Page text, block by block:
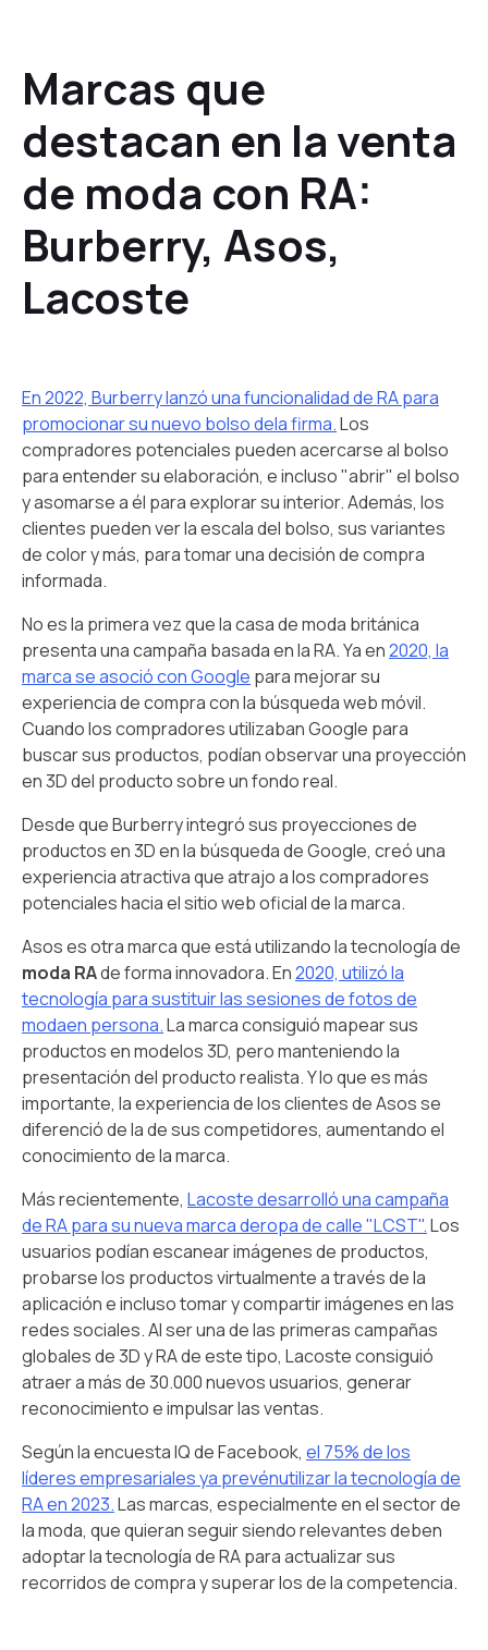
Marcas que
destacan en la venta
de moda con RA:
Burberry, Asos,
Lacoste
En 2022, Burberry lanzó una funcionalidad de RA para
promocionar su nuevo bolso dela firma.Los
compradores potenciales pueden acercarse al bolso
para entender su elaboración, e incluso "abrir" el bolso
y asomarse a él para explorar su interior. Además, los
clientes pueden ver la escala del bolso, sus variantes
de color y más, para tomar una decisión de compra
informada.
No es la primera vez que la casa de moda británica
presenta una campaña basada en la RA. Ya en2020, la
marca se asoció con Google para mejorar su
experiencia de compra con la búsqueda web móvil.
Cuando los compradores utilizaban Google para
buscar sus productos, podían observar una proyección
en 3D del producto sobre un fondo real.
Desde que Burberry integró sus proyecciones de
productos en 3D en la búsqueda de Google, creó una
experiencia atractiva que atrajo a los compradores
potenciales hacia el sitio web oficial de la marca.
Asos es otra marca que está utilizando la tecnología de
moda RAde forma innovadora. En2020, utilizó la
tecnología para sustituir las sesiones de fotos de
modaen persona.La marca consiguió mapear sus
productos en modelos 3D, pero manteniendo la
presentación del producto realista. Y lo que es más
importante, la experiencia de los clientes de Asos se
diferenció de la de sus competidores, aumentando el
conocimiento de la marca.
Más recientemente, Lacoste desarrolló una campaña
de RA para su nueva marca deropa de calle "LCST".Los
usuarios podían escanear imágenes de productos,
probarse los productos virtualmente a través de la
aplicación e incluso tomar y compartir imágenes en las
redes sociales. Al ser una de las primeras campañas
globales de 3D y RA de este tipo, Lacoste consiguió
atraer a más de 30.000 nuevos usuarios, generar
reconocimiento e impulsar las ventas.
Según la encuesta IQ de Facebook, el 75% de los
líderes empresariales ya prevénutilizar la tecnología de
RA en 2023.Las marcas, especialmente en el sector de
la moda, que quieran seguir siendo relevantes deben
adoptar la tecnología de RA para actualizar sus
recorridos de compra y superar los de la competencia.